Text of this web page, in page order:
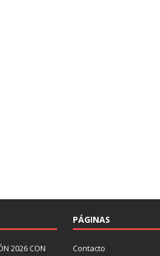
2026 CON
PÁGINAS
Contacto